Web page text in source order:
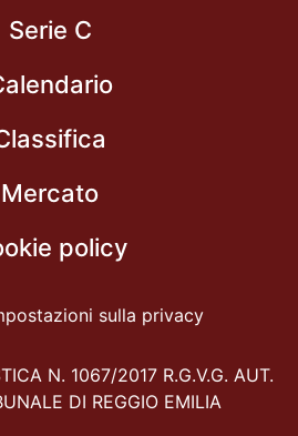
Serie C
Mercato
policy
sulla privacy
N. 1067/2017 R.G.V.G. AUT.
DI REGGIO EMILIA